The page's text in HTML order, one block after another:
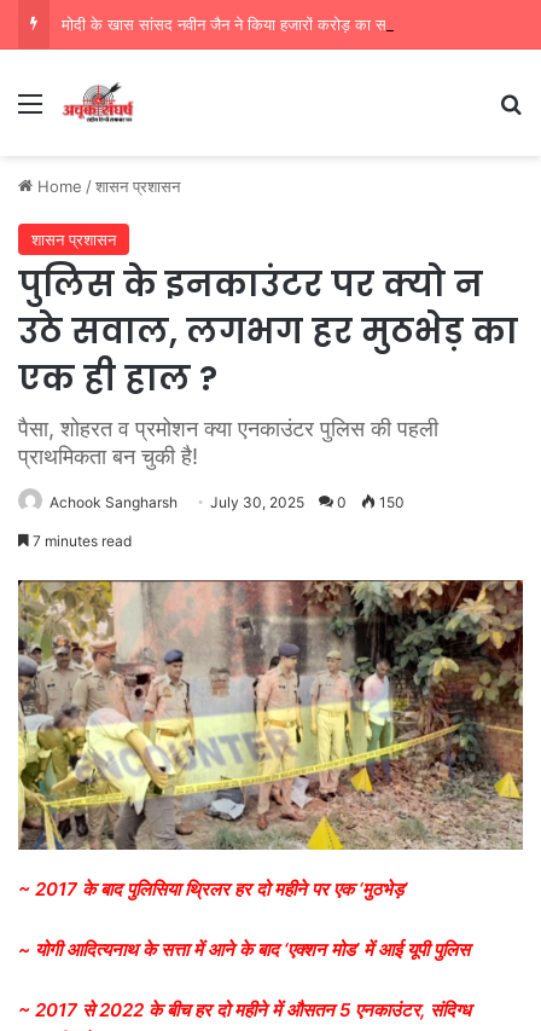
Menu
Home /शासन प्रशासन
शासन प्रशासन
पुलिस के इनकाउंटर पर क्यो न
उठे सवाल, लगभग हर मुठभेड़ का
एक ही हाल ?
पैसा, शोहरत व प्रमोशन क्या एनकाउंटर पुलिस की पहली
प्राथमिकता बन चुकी है!
Achook Sangharsh July 30, 2025 0 150
7 minutes read
~ 2017 के बाद पुलिसिया थ्रिलर हर दो महीने पर एक ‘मुठभेड़’
~ योगी आदित्यनाथ के सत्ता में आने के बाद ‘एक्शन मोड’ में आई यूपी पुलिस
~ 2017 से 2022 के बीच हर दो महीने में औसतन 5 एनकाउंटर, संदिग्ध